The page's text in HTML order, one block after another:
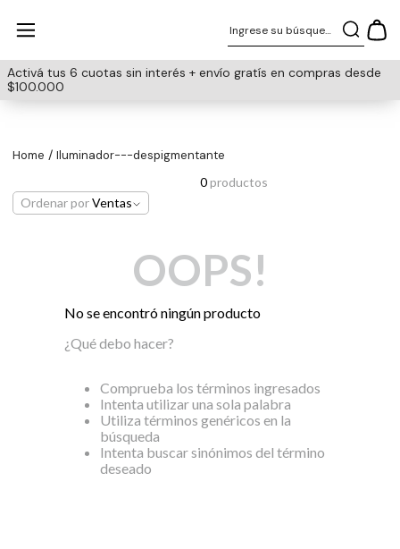
Ingrese su búsqueda
Activá tus 6 cuotas sin interés + envío gratís en compras desde
$100.000
iluminador---despigmentante
0productos
Ordenar porVentas
OOPS!
No se encontró ningún producto
¿Qué debo hacer?
Comprueba los términos ingresados
Intenta utilizar una sola palabra
Utiliza términos genéricos en la
búsqueda
Intenta buscar sinónimos del término
deseado